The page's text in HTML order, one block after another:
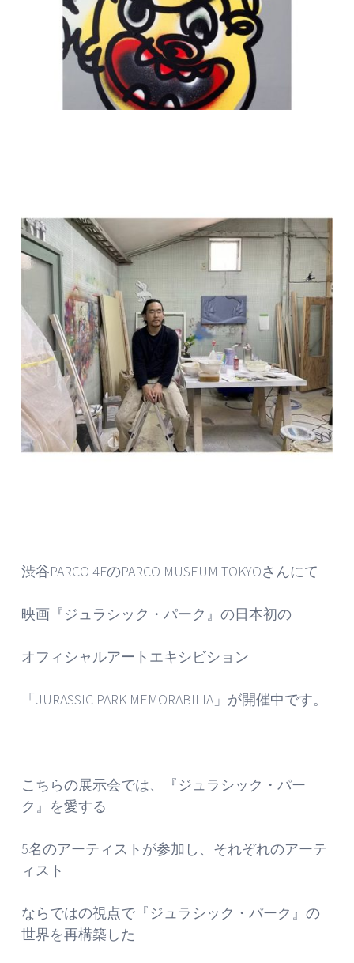
渋谷PARCO 4FのPARCO MUSEUM TOKYOさんにて
映画『ジュラシック・パーク』の日本初の
オフィシャルアートエキシビション
「JURASSIC PARK MEMORABILIA」が開催中です。
こちらの展示会では、『ジュラシック・パー
ク』を愛する
5名のアーティストが参加し、それぞれのアーテ
ィスト
ならではの視点で『ジュラシック・パーク』の
世界を再構築した